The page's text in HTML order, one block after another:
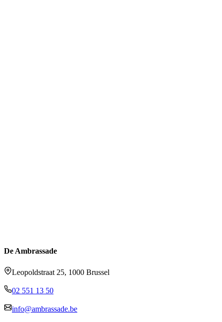
De Ambrassade
Leopoldstraat 25, 1000 Brussel
02 551 13 50
info@ambrassade.be